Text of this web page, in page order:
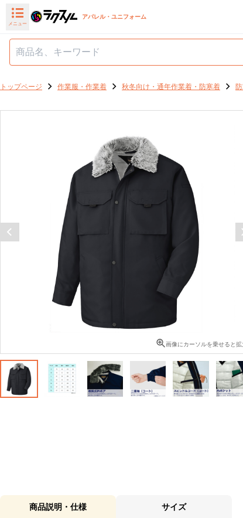
メニュー
アパレル・ユニフォーム
トップページ 作業服・作業着 秋冬向け・通年作業着・防寒着
画像にカーソルを乗せると拡
商品説明・仕様 サイズ